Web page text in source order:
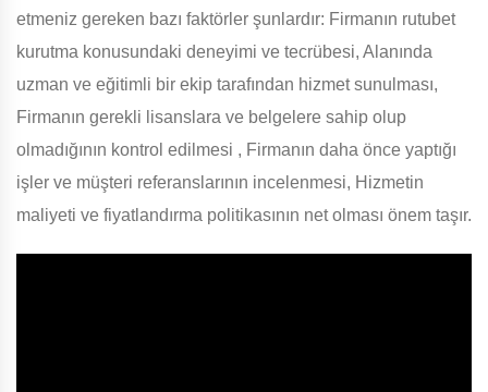
etmeniz gereken bazı faktörler şunlardır: Firmanın rutubet
kurutma konusundaki deneyimi ve tecrübesi, Alanında
uzman ve eğitimli bir ekip tarafından hizmet sunulması,
Firmanın gerekli lisanslara ve belgelere sahip olup
olmadığının kontrol edilmesi , Firmanın daha önce yaptığı
işler ve müşteri referanslarının incelenmesi, Hizmetin
maliyeti ve fiyatlandırma politikasının net olması önem taşır.